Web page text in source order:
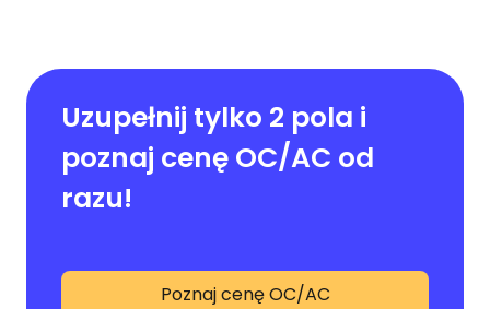
Uzupełnij tylko 2 pola i
poznaj cenę OC/AC od
razu!
Poznaj cenę OC/AC